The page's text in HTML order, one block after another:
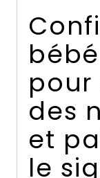
pour
des
et
le